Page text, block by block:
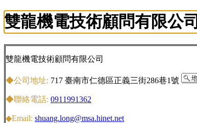
雙龍機電技術顧問有限公司
雙龍機電技術顧問有限公司
◆公司地址: 717 臺南市仁德區正義三街286巷1號
◆聯絡電話: 0911991362
◆Email: shuang.long@msa.hinet.net